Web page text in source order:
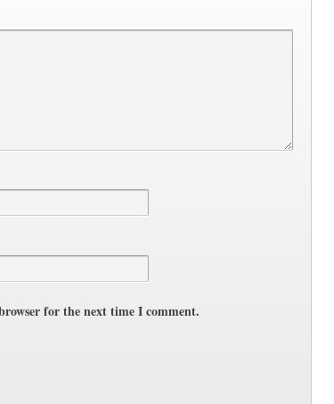
for the next time I comment.